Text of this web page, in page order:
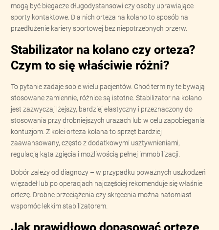
mogą być biegacze długodystansowi czy osoby uprawiające
sporty kontaktowe. Dla nich orteza na kolano to sposób na
przedłużenie kariery sportowej bez niepotrzebnych przerw.
Stabilizator na kolano czy orteza?
Czym to się właściwie różni?
To pytanie zadaje sobie wielu pacjentów. Choć terminy te bywają
stosowane zamiennie, różnice są istotne. Stabilizator na kolano
jest zazwyczaj lżejszy, bardziej elastyczny i przeznaczony do
stosowania przy drobniejszych urazach lub w celu zapobiegania
kontuzjom. Z kolei orteza kolana to sprzęt bardziej
zaawansowany, często z dodatkowymi usztywnieniami,
regulacją kąta zgięcia i możliwością pełnej immobilizacji.
Dobór zależy od diagnozy – w przypadku poważnych uszkodzeń
więzadeł lub po operacjach najczęściej rekomenduje się właśnie
ortezę. Drobne przeciążenia czy skręcenia można natomiast
wspomóc lekkim stabilizatorem.